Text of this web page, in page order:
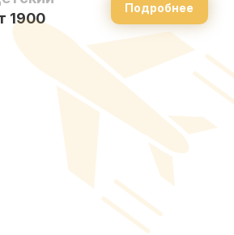
1900
Подробнее